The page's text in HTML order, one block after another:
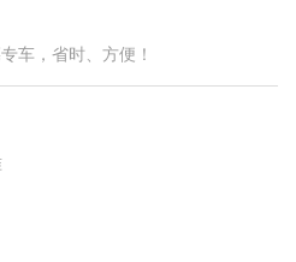
车，省时、方便！